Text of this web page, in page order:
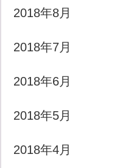
2018年8月
2018年7月
2018年6月
2018年5月
2018年4月